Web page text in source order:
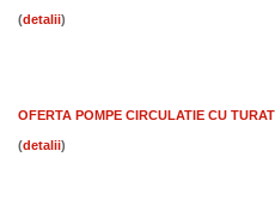
( )
OFERTA POMPE CIRCULATIE CU
( )